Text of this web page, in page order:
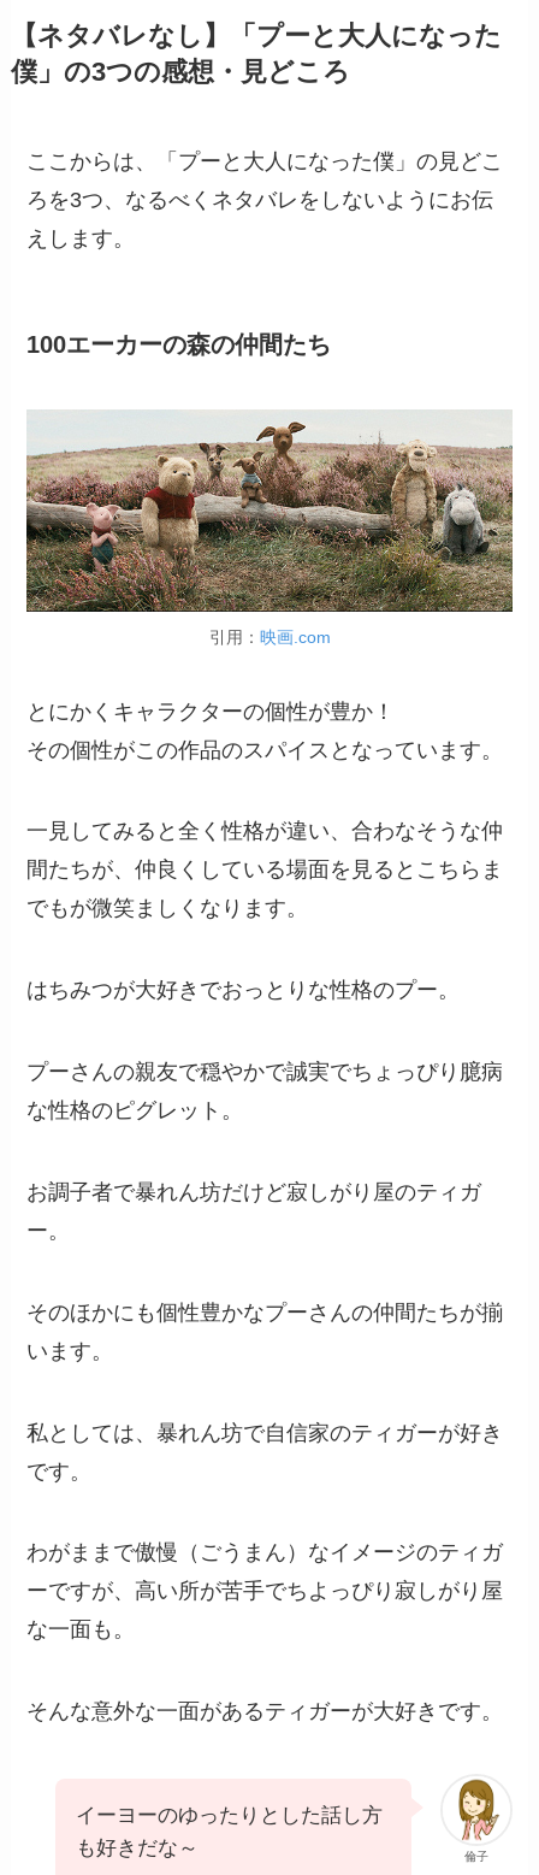
【ネタバレなし】「プーと大人になった
僕」の3つの感想・見どころ
ここからは、「プーと大人になった僕」の見どこ
ろを3つ、なるべくネタバレをしないようにお伝
えします。
100エーカーの森の仲間たち
引用： 映画.com
とにかくキャラクターの個性が豊か！
その個性がこの作品のスパイスとなっています。
一見してみると全く性格が違い、合わなそうな仲
間たちが、仲良くしている場面を見るとこちらま
でもが微笑ましくなります。
はちみつが大好きでおっとりな性格のプー。
プーさんの親友で穏やかで誠実でちょっぴり臆病
な性格のピグレット。
お調子者で暴れん坊だけど寂しがり屋のティガ
ー。
そのほかにも個性豊かなプーさんの仲間たちが揃
います。
私としては、暴れん坊で自信家のティガーが好き
です。
わがままで傲慢（ごうまん）なイメージのティガ
ーですが、高い所が苦手でちよっぴり寂しがり屋
な一面も。
そんな意外な一面があるティガーが大好きです。
倫子
イーヨーのゆったりとした話し方
も好きだな～